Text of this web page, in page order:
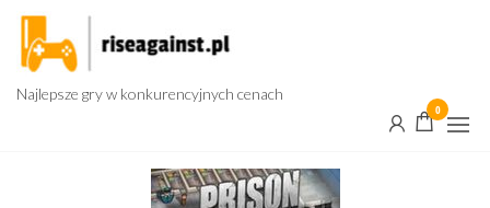
Przejdź
treści
Najlepsze gry w konkurencyjnych cenach
0